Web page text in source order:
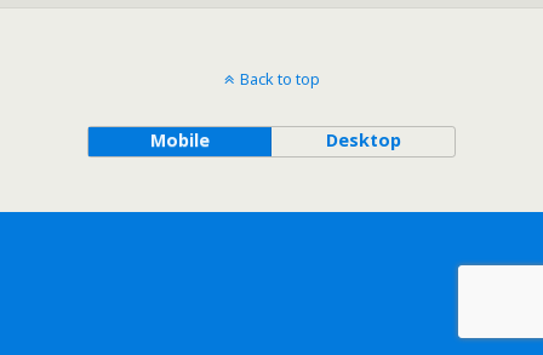
Back to top
Mobile Desktop